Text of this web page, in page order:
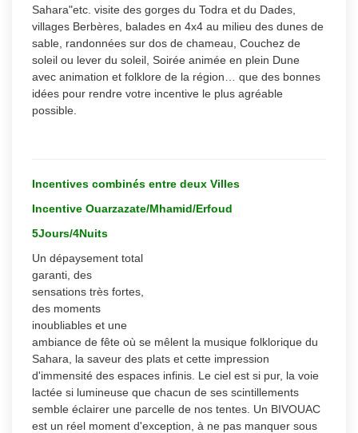
Sahara"etc. visite des gorges du Todra et du Dades,
villages Berbères, balades en 4x4 au milieu des dunes de
sable, randonnées sur dos de chameau, Couchez de
soleil ou lever du soleil, Soirée animée en plein Dune
avec animation et folklore de la région… que des bonnes
idées pour rendre votre incentive le plus agréable
possible.
Incentives combinés entre deux Villes
Incentive Ouarzazate/Mhamid/Erfoud
5Jours/4Nuits
Un dépaysement total
garanti, des
sensations très fortes,
des moments
inoubliables et une
ambiance de fête où se mêlent la musique folklorique du
Sahara, la saveur des plats et cette impression
d'immensité des espaces infinis. Le ciel est si pur, la voie
lactée si lumineuse que chacun de ses scintillements
semble éclairer une parcelle de nos tentes. Un BIVOUAC
est un réel moment d'exception, à ne pas manquer sous